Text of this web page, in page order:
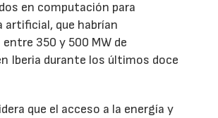
en computación para
artificial, que habrían
350 y 500 MW de
Iberia durante los últimos doce
que el acceso a la energía y